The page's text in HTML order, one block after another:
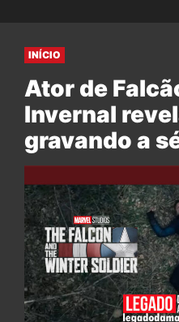
INÍCIO
Ator de
Invernal
gravando a